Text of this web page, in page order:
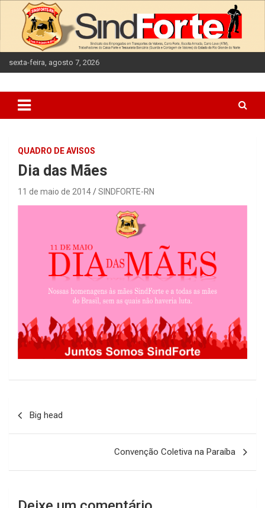
content
sexta-feira, agosto 7, 2026
QUADRO DE AVISOS
Dia das Mães
11 de maio de 2014 SINDFORTE-RN
Big head
Convenção Coletiva na Paraíba